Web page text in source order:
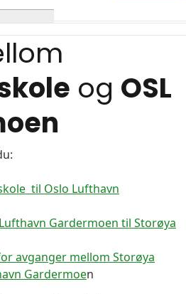
og OSL
til Oslo Lufthavn
Gardermoen til Storøya
avganger mellom Storøya
Gardermoen